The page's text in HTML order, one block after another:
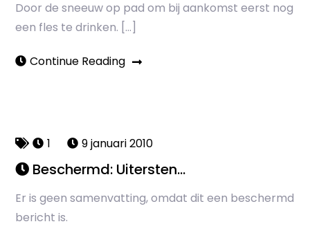
Door de sneeuw op pad om bij aankomst eerst nog
een fles te drinken. […]
Continue Reading
1 9 januari 2010
Beschermd: Uitersten…
Er is geen samenvatting, omdat dit een beschermd
bericht is.